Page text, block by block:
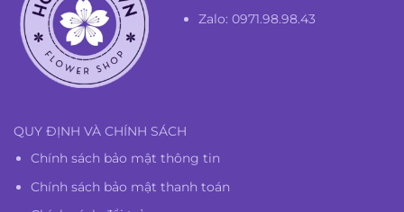
Zalo: 0971.98.98.43
QUY ĐỊNH VÀ CHÍNH SÁCH
Chính sách bảo mật thông tin
Chính sách bảo mật thanh toán